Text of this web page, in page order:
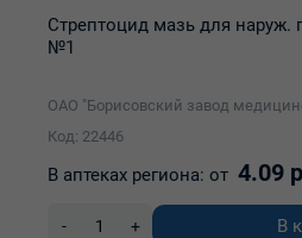
Стрептоцид мазь для наруж.
№1
ОАО "Борисовский завод
Код: 22446
В аптеках региона: от 4.09
- + В